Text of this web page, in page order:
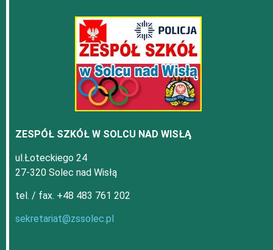
ZESPÓŁ SZKÓŁ W SOLCU NAD WISŁĄ
ul.Łoteckiego 24
27-320 Solec nad Wisłą
tel. / fax. +48 483 761 202
sekretariat@zssolec.pl